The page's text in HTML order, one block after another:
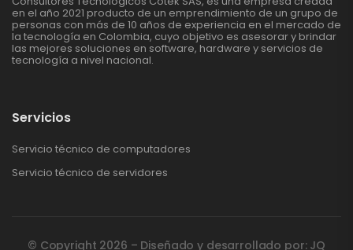
en el año 2021 producto de un emprendimiento de un grupo de
personas con más de 10 años de experiencia en el mercado de
la tecnología en Colombia, cuyo objetivo es asesorar y brindar
las mejores soluciones en software, hardware y servicios de
tecnología a nivel nacional.
Servicios
Servicio técnico de computadores
Servicio técnico de servidores
© Copyright 2026 – Diseñado y desarrollado por: JQ